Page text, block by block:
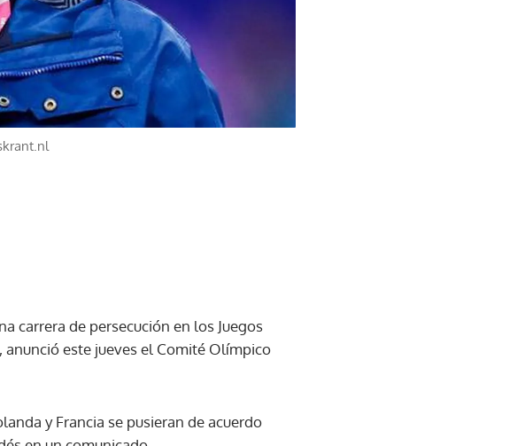
carrera de persecución en los Juegos
este jueves el Comité Olímpico
y Francia se pusieran de acuerdo